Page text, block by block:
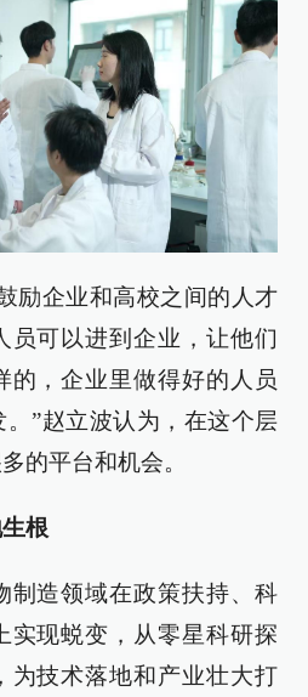
励企业和高校之间的人才
员可以进到企业，让他们
的，企业里做得好的人员
”赵立波认为，在这个层
的平台和机会。
根
制造领域在政策扶持、科
实现蜕变，从零星科研探
为技术落地和产业壮大打